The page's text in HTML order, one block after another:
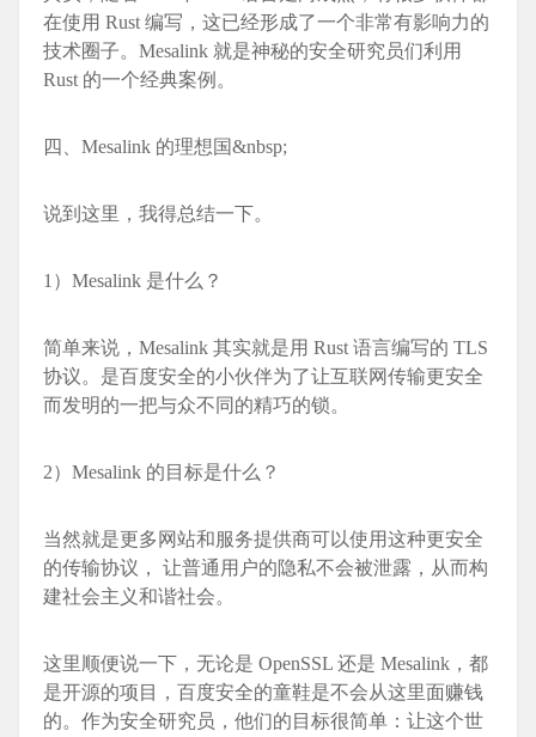
在使用 Rust 编写，这已经形成了一个非常有影响力的
技术圈子。Mesalink 就是神秘的安全研究员们利用
Rust 的一个经典案例。
四、Mesalink 的理想国&nbsp;
说到这里，我得总结一下。
1）Mesalink 是什么？
简单来说，Mesalink 其实就是用 Rust 语言编写的 TLS
协议。是百度安全的小伙伴为了让互联网传输更安全
而发明的一把与众不同的精巧的锁。
2）Mesalink 的目标是什么？
当然就是更多网站和服务提供商可以使用这种更安全
的传输协议， 让普通用户的隐私不会被泄露，从而构
建社会主义和谐社会。
这里顺便说一下，无论是 OpenSSL 还是 Mesalink，都
是开源的项目，百度安全的童鞋是不会从这里面赚钱
的。作为安全研究员，他们的目标很简单：让这个世